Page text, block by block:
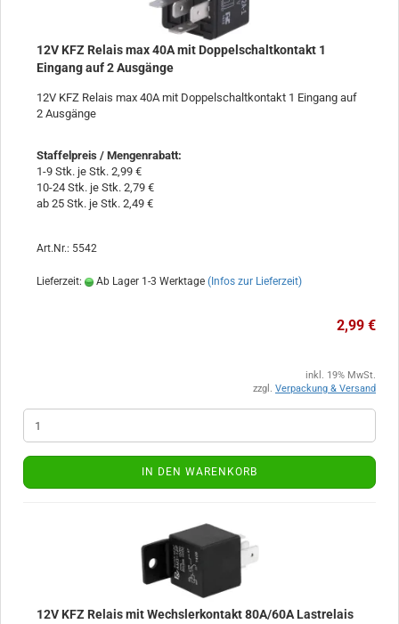
12V KFZ Relais max 40A mit Doppelschaltkontakt 1
Eingang auf 2 Ausgänge
12V KFZ Relais max 40A mit Doppelschaltkontakt 1 Eingang auf
2 Ausgänge
Staffelpreis / Mengenrabatt:
1-9 Stk. je Stk. 2,99 €
10-24 Stk. je Stk. 2,79 €
ab 25 Stk. je Stk. 2,49 €
Art.Nr.: 5542
Lieferzeit: Ab Lager 1-3 Werktage (Infos zur Lieferzeit)
2,99 €
inkl. 19% MwSt.
zzgl. Verpackung & Versand
IN DEN WARENKORB
12V KFZ Relais mit Wechslerkontakt 80A/60A Lastrelais